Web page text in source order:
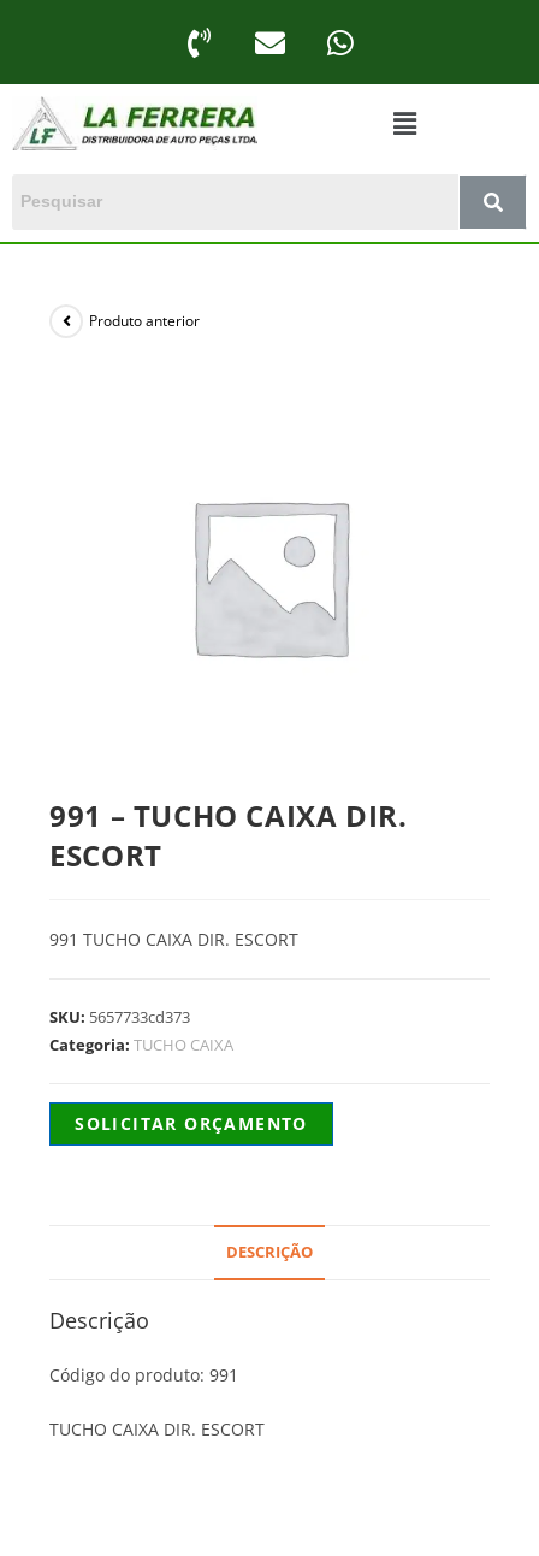
Produto anterior
991 – TUCHO CAIXA DIR.
ESCORT
991 TUCHO CAIXA DIR. ESCORT
SKU: 5657733cd373
Categoria:TUCHO CAIXA
SOLICITAR ORÇAMENTO
DESCRIÇÃO
Descrição
Código do produto: 991
TUCHO CAIXA DIR. ESCORT